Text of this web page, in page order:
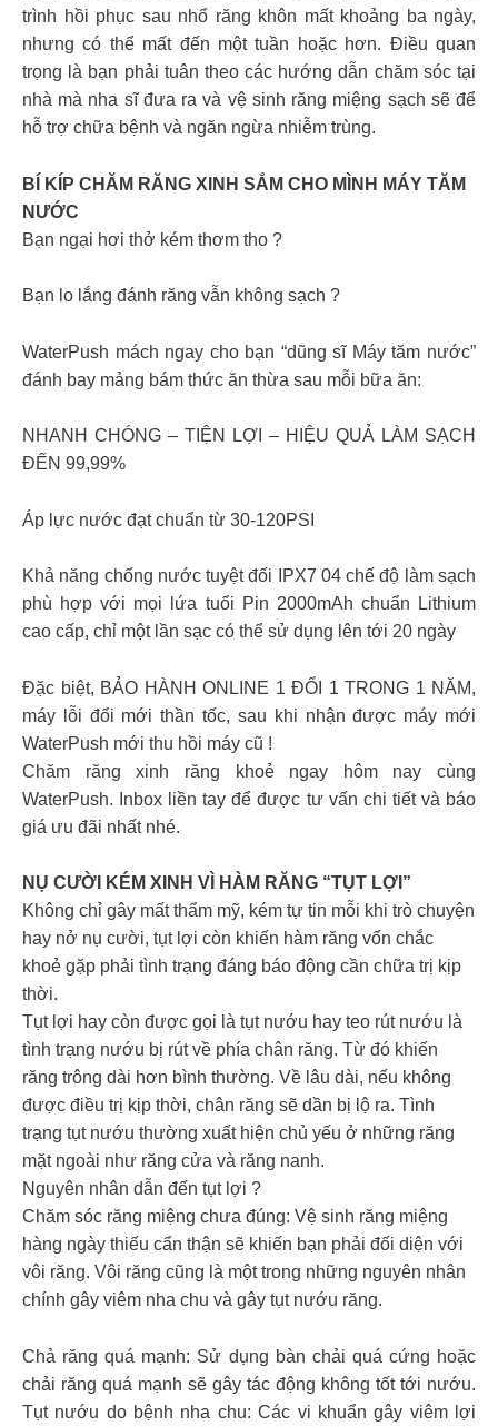
trình hồi phục sau nhổ răng khôn mất khoảng ba ngày,
nhưng có thể mất đến một tuần hoặc hơn. Điều quan
trọng là bạn phải tuân theo các hướng dẫn chăm sóc tại
nhà mà nha sĩ đưa ra và vệ sinh răng miệng sạch sẽ để
hỗ trợ chữa bệnh và ngăn ngừa nhiễm trùng.
BÍ KÍP CHĂM RĂNG XINH SẮM CHO MÌNH MÁY TĂM
NƯỚC
Bạn ngại hơi thở kém thơm tho ?
Bạn lo lắng đánh răng vẫn không sạch ?
WaterPush mách ngay cho bạn “dũng sĩ Máy tăm nước”
đánh bay mảng bám thức ăn thừa sau mỗi bữa ăn:
NHANH CHÓNG – TIỆN LỢI – HIỆU QUẢ LÀM SẠCH
ĐẾN 99,99%
Áp lực nước đạt chuẩn từ 30-120PSI
Khả năng chống nước tuyệt đối IPX7 04 chế độ làm sạch
phù hợp với mọi lứa tuổi Pin 2000mAh chuẩn Lithium
cao cấp, chỉ một lần sạc có thể sử dụng lên tới 20 ngày
Đặc biệt, BẢO HÀNH ONLINE 1 ĐỔI 1 TRONG 1 NĂM,
máy lỗi đổi mới thần tốc, sau khi nhận được máy mới
WaterPush mới thu hồi máy cũ !
Chăm răng xinh răng khoẻ ngay hôm nay cùng
WaterPush. Inbox liền tay để được tư vấn chi tiết và báo
giá ưu đãi nhất nhé.
NỤ CƯỜI KÉM XINH VÌ HÀM RĂNG “TỤT LỢI”
Không chỉ gây mất thẩm mỹ, kém tự tin mỗi khi trò chuyện
hay nở nụ cười, tụt lợi còn khiến hàm răng vốn chắc
khoẻ gặp phải tình trạng đáng báo động cần chữa trị kịp
thời.
Tụt lợi hay còn được gọi là tụt nướu hay teo rút nướu là
tình trạng nướu bị rút về phía chân răng. Từ đó khiến
răng trông dài hơn bình thường. Về lâu dài, nếu không
được điều trị kịp thời, chân răng sẽ dần bị lộ ra. Tình
trạng tụt nướu thường xuất hiện chủ yếu ở những răng
mặt ngoài như răng cửa và răng nanh.
Nguyên nhân dẫn đến tụt lợi ?
Chăm sóc răng miệng chưa đúng: Vệ sinh răng miệng
hàng ngày thiếu cẩn thận sẽ khiến bạn phải đối diện với
vôi răng. Vôi răng cũng là một trong những nguyên nhân
chính gây viêm nha chu và gây tụt nướu răng.
Chả răng quá mạnh: Sử dụng bàn chải quá cứng hoặc
chải răng quá mạnh sẽ gây tác động không tốt tới nướu.
Tụt nướu do bệnh nha chu: Các vi khuẩn gây viêm lợi